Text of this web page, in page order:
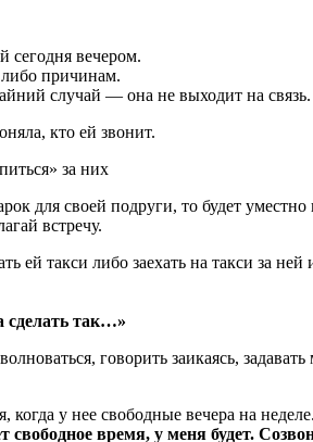
сегодня вечером.
либо причинам.
случай — она не выходит на связь.
кто ей звонит.
за них
для своей подруги, то будет уместно
встречу.
ей такси либо заехать на такси за ней
сделать так…»
говорить заикаясь,
когда у нее свободные вечера на неделе.
свободное время, у меня будет.